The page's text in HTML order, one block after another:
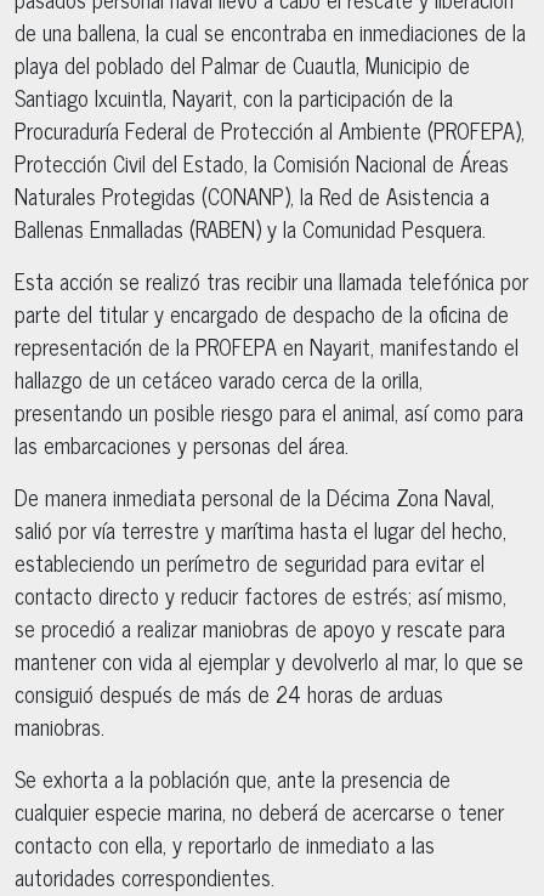
de una ballena, la cual se encontraba en inmediaciones de la
playa del poblado del Palmar de Cuautla, Municipio de
Santiago Ixcuintla, Nayarit, con la participación de la
Procuraduría Federal de Protección al Ambiente (PROFEPA),
Protección Civil del Estado, la Comisión Nacional de Áreas
Naturales Protegidas (CONANP), la Red de Asistencia a
Ballenas Enmalladas (RABEN) y la Comunidad Pesquera.
Esta acción se realizó tras recibir una llamada telefónica por
parte del titular y encargado de despacho de la oficina de
representación de la PROFEPA en Nayarit, manifestando el
hallazgo de un cetáceo varado cerca de la orilla,
presentando un posible riesgo para el animal, así como para
las embarcaciones y personas del área.
De manera inmediata personal de la Décima Zona Naval,
salió por vía terrestre y marítima hasta el lugar del hecho,
estableciendo un perímetro de seguridad para evitar el
contacto directo y reducir factores de estrés; así mismo,
se procedió a realizar maniobras de apoyo y rescate para
mantener con vida al ejemplar y devolverlo al mar, lo que se
consiguió después de más de 24 horas de arduas
maniobras.
Se exhorta a la población que, ante la presencia de
cualquier especie marina, no deberá de acercarse o tener
contacto con ella, y reportarlo de inmediato a las
autoridades correspondientes.